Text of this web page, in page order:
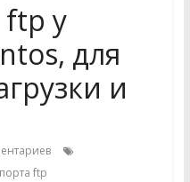
у
для
и
ftp